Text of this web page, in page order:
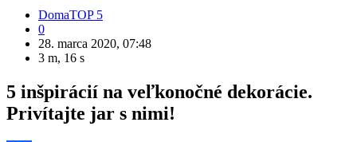
DomaTOP 5
0
28. marca 2020, 07:48
3 m, 16 s
5 inšpirácií na veľkonočné dekorácie.
Privítajte jar s nimi!